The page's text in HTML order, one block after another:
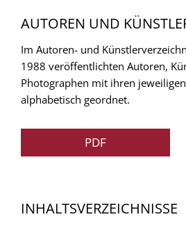
AUTOREN UND
Im Autoren- und
1988 veröffentlichten Autoren,
Photographen mit ihren
alphabetisch geordnet.
PDF
INHALTSVERZEICHNISSE